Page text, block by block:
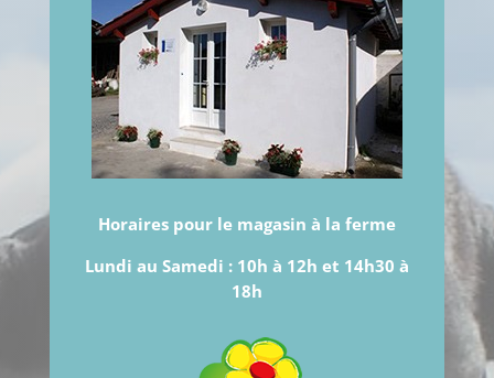
Horaires pour le magasin à la ferme
Lundi au Samedi : 10h à 12h et 14h30 à
18h